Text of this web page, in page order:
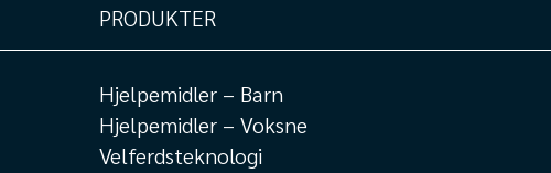
PRODUKTER
Hjelpemidler – Barn
Hjelpemidler – Voksne
Velferdsteknologi